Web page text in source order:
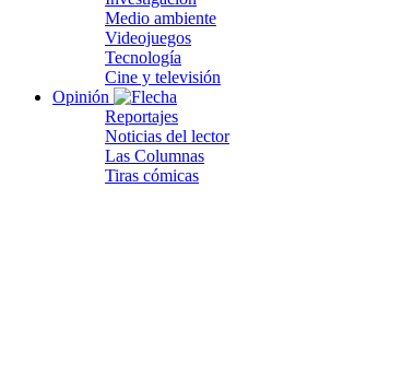
Medio ambiente
Videojuegos
Tecnología
Cine y televisión
Opinión
Reportajes
Noticias del lector
Las Columnas
Tiras cómicas